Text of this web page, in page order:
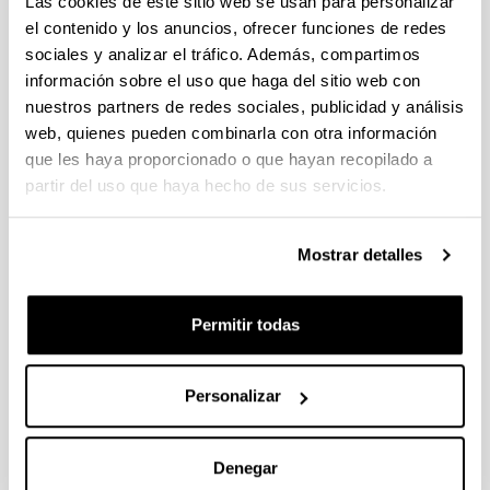
el contenido y los anuncios, ofrecer funciones de redes
sociales y analizar el tráfico. Además, compartimos
información sobre el uso que haga del sitio web con
nuestros partners de redes sociales, publicidad y análisis
web, quienes pueden combinarla con otra información
que les haya proporcionado o que hayan recopilado a
partir del uso que haya hecho de sus servicios.
Mostrar detalles
Permitir todas
Personalizar
Denegar
Reactor de precipitación gas-
líquido-sólido
Tipo:
Patente
<strong>Nº de solicitud:</strong> 200600150</br>
<strong>Entidad Titular:</strong> Universidad del País
Vasco/Euskal Herriko Unibertsitatea.</br>